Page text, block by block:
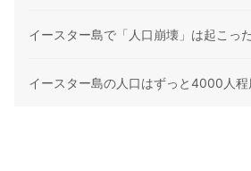
イースター島で「人口崩壊」は起こっ
イースター島の人口はずっと4000人